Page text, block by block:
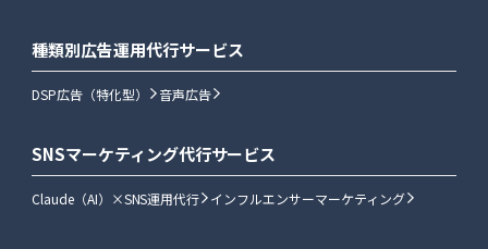
種類別広告運用代行サービス
DSP広告（特化型） 音声広告
SNSマーケティング代行サービス
Claude（AI）×SNS運用代行 インフルエンサーマーケティング